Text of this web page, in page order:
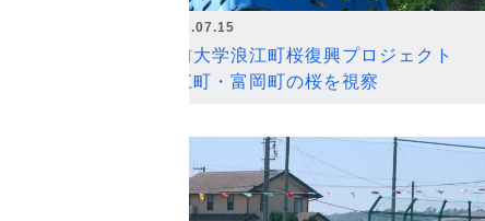
2026.07.15
弘前大学浪江町桜復興プロジェクト
浪江町・富岡町の桜を視察